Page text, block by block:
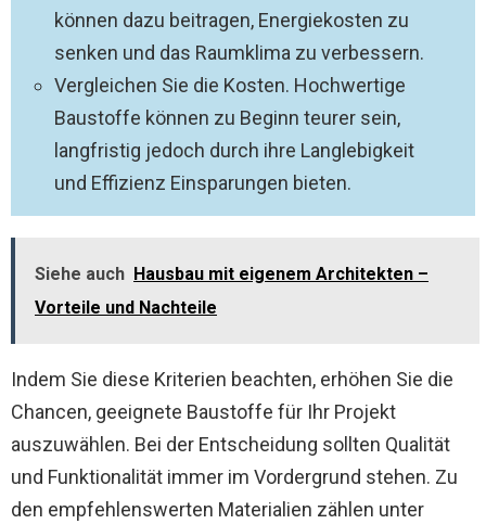
können dazu beitragen, Energiekosten zu
senken und das Raumklima zu verbessern.
Vergleichen Sie die Kosten. Hochwertige
Baustoffe können zu Beginn teurer sein,
langfristig jedoch durch ihre Langlebigkeit
und Effizienz Einsparungen bieten.
Siehe auch Hausbau mit eigenem Architekten –
Vorteile und Nachteile
Indem Sie diese Kriterien beachten, erhöhen Sie die
Chancen, geeignete Baustoffe für Ihr Projekt
auszuwählen. Bei der Entscheidung sollten Qualität
und Funktionalität immer im Vordergrund stehen. Zu
den empfehlenswerten Materialien zählen unter